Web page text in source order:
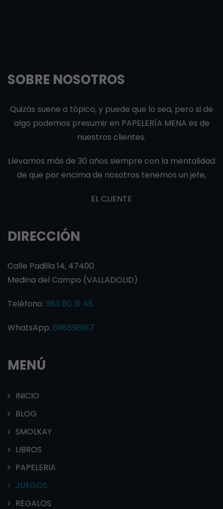
SOBRE NOSOTROS
Quizás suene a tópico, y puede que lo sea, pero si de
algo podemos presumir en PAPELERÍA MENA es de
nuestros clientes.
Llevamos más de 30 años siempre con la mentalidad
de que por encima de nosotros tenemos un jefe,
EL CLIENTE
DIRECCIÓN
Calle Padilla 14, 47400
Medina del Campo (VALLADOLID)
Teléfono: 983 80 31 45
WhatsApp: 696898617
MENÚ
INICIO
BLOG
SMOLKAY
LIBROS
PAPELERIA
JUEGOS
REGALOS